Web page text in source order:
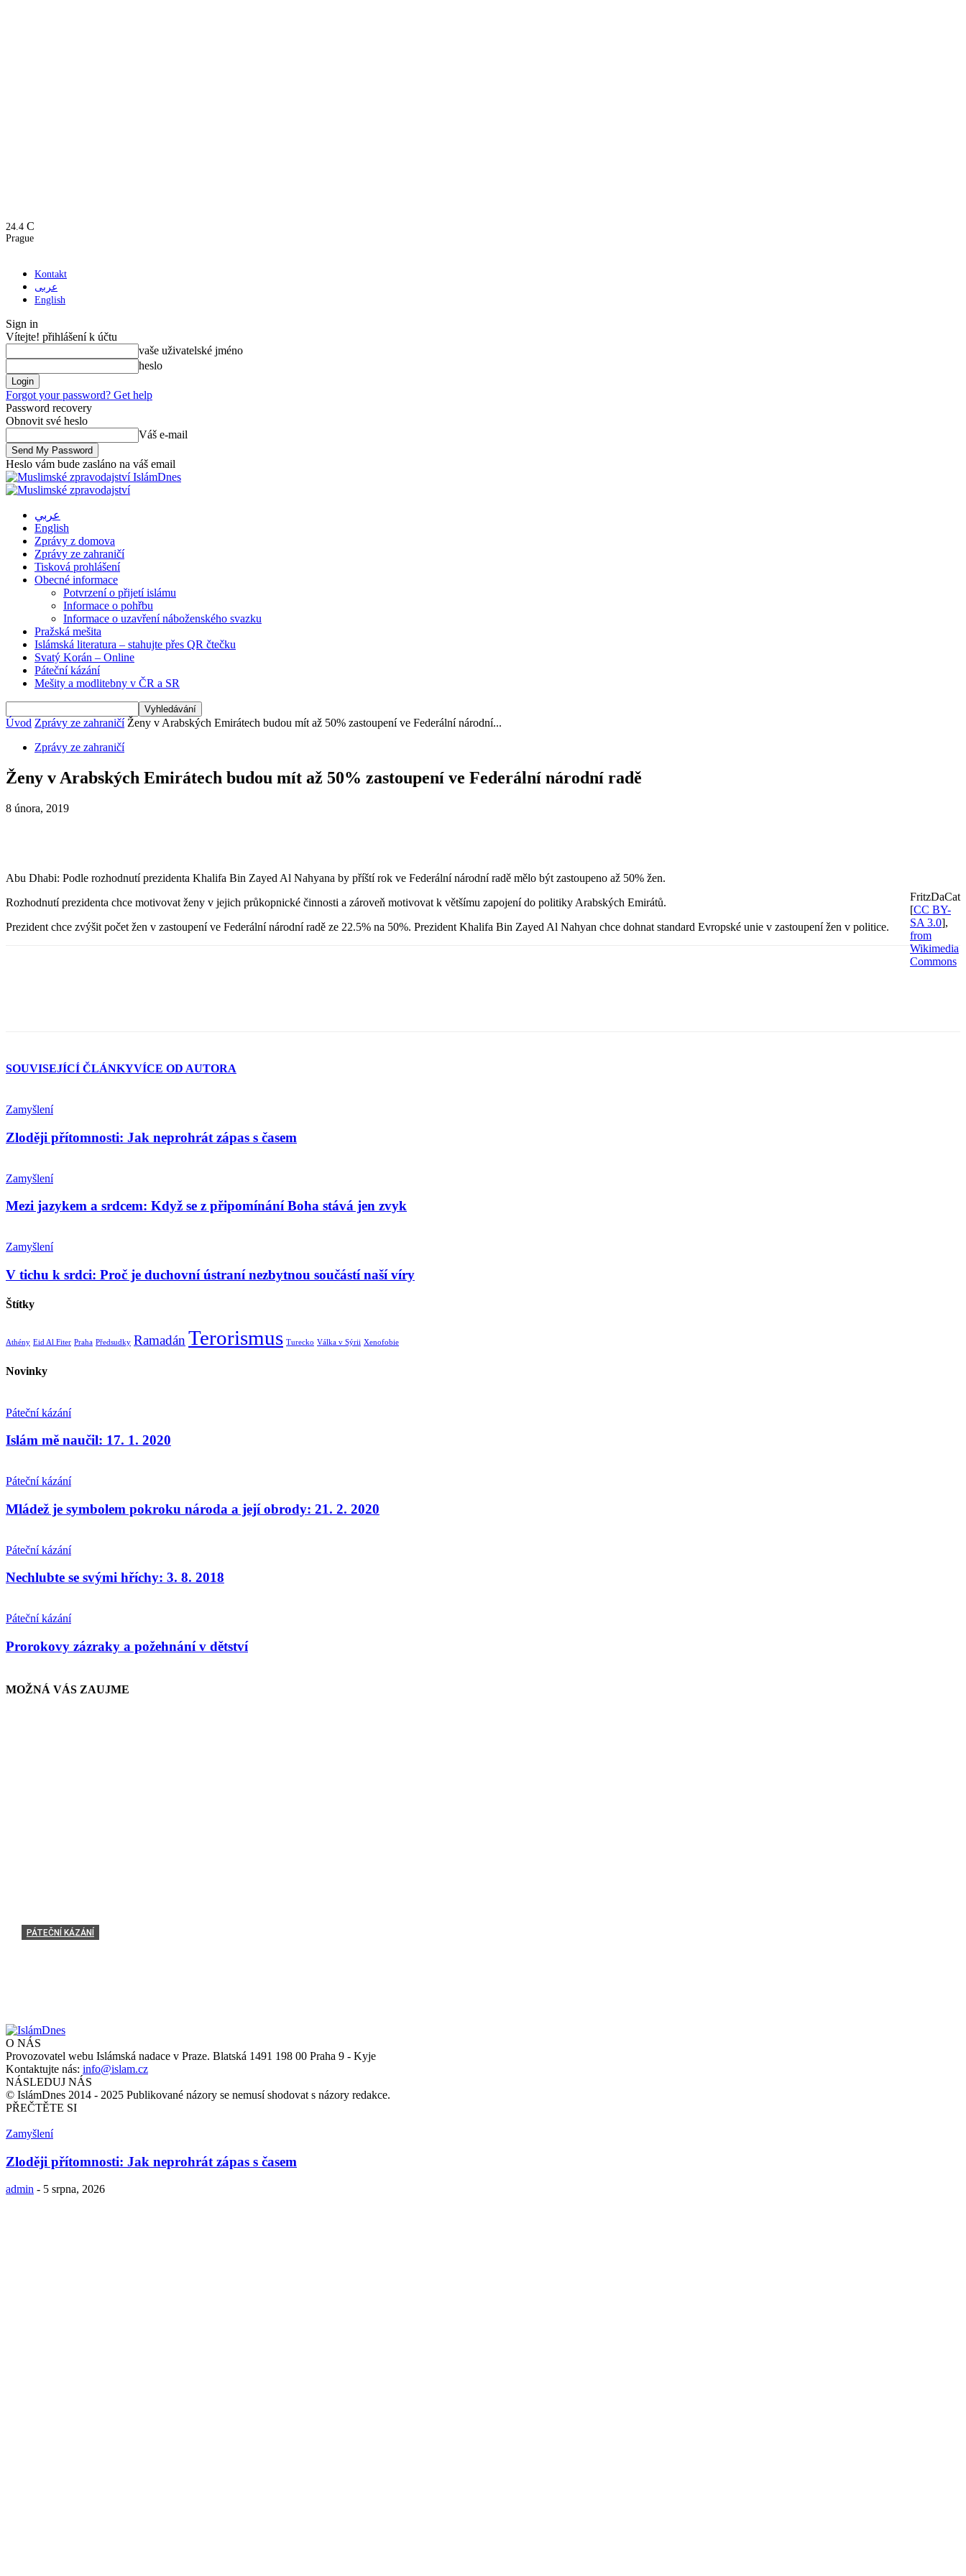
24.4 C
Prague
Kontakt
عربى
English
Sign in
Vítejte! přihlášení k účtu
vaše uživatelské jméno
heslo
Forgot your password? Get help
Password recovery
Obnovit své heslo
Váš e-mail
Heslo vám bude zasláno na váš email
IslámDnes
عربي
English
Zprávy z domova
Zprávy ze zahraničí
Tisková prohlášení
Obecné informace
Potvrzení o přijetí islámu
Informace o pohřbu
Informace o uzavření náboženského svazku
Pražská mešita
Islámská literatura – stahujte přes QR čtečku
Svatý Korán – Online
Páteční kázání
Mešity a modlitebny v ČR a SR
Úvod Zprávy ze zahraničí Ženy v Arabských Emirátech budou mít až 50% zastoupení ve Federální národní...
Zprávy ze zahraničí
Ženy v Arabských Emirátech budou mít až 50% zastoupení ve Federální národní radě
8 února, 2019
FritzDaCat
[CC BY-
SA 3.0],
from
Wikimedia
Commons
Abu Dhabi: Podle rozhodnutí prezidenta Khalifa Bin Zayed Al Nahyana by příští rok ve Federální národní radě mělo být zastoupeno až 50% žen.
Rozhodnutí prezidenta chce motivovat ženy v jejich průkopnické činnosti a zároveň motivovat k většímu zapojení do politiky Arabských Emirátů.
Prezident chce zvýšit počet žen v zastoupení ve Federální národní radě ze 22.5% na 50%. Prezident Khalifa Bin Zayed Al Nahyan chce dohnat standard Evropské unie v zastoupení žen v politice.
SOUVISEJÍCÍ ČLÁNKYVÍCE OD AUTORA
Zamyšlení
Zloději přítomnosti: Jak neprohrát zápas s časem
Zamyšlení
Mezi jazykem a srdcem: Když se z připomínání Boha stává jen zvyk
Zamyšlení
V tichu k srdci: Proč je duchovní ústraní nezbytnou součástí naší víry
Štítky
Athény Eid Al Fiter Praha Předsudky RamadánTerorismus Turecko Válka v Sýrii Xenofobie
Novinky
Páteční kázání
Islám mě naučil: 17. 1. 2020
Páteční kázání
Mládež je symbolem pokroku národa a její obrody: 21. 2. 2020
Páteční kázání
Nechlubte se svými hříchy: 3. 8. 2018
Páteční kázání
Prorokovy zázraky a požehnání v dětství
MOŽNÁ VÁS ZAUJME
PÁTEČNÍ KÁZÁNÍ
O NÁS
Provozovatel webu Islámská nadace v Praze. Blatská 1491 198 00 Praha 9 - Kyje
Kontaktujte nás: info@islam.cz
NÁSLEDUJ NÁS
© IslámDnes 2014 - 2025 Publikované názory se nemusí shodovat s názory redakce.
PŘEČTĚTE SI
Zamyšlení
Zloději přítomnosti: Jak neprohrát zápas s časem
admin - 5 srpna, 2026